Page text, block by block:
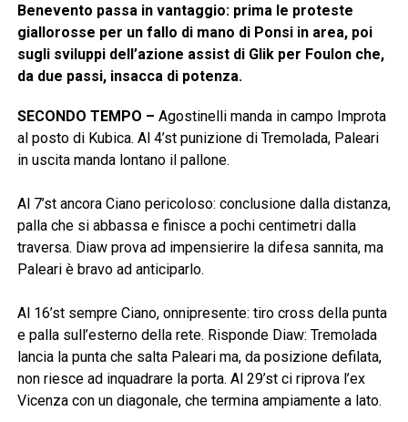
Benevento passa in vantaggio: prima le proteste
giallorosse per un fallo di mano di Ponsi in area, poi
sugli sviluppi dell’azione assist di Glik per Foulon che,
da due passi, insacca di potenza.
SECONDO TEMPO – Agostinelli manda in campo Improta
al posto di Kubica. Al 4’st punizione di Tremolada, Paleari
in uscita manda lontano il pallone.
Al 7’st ancora Ciano pericoloso: conclusione dalla distanza,
palla che si abbassa e finisce a pochi centimetri dalla
traversa. Diaw prova ad impensierire la difesa sannita, ma
Paleari è bravo ad anticiparlo.
Al 16’st sempre Ciano, onnipresente: tiro cross della punta
e palla sull’esterno della rete. Risponde Diaw: Tremolada
lancia la punta che salta Paleari ma, da posizione defilata,
non riesce ad inquadrare la porta. Al 29’st ci riprova l’ex
Vicenza con un diagonale, che termina ampiamente a lato.